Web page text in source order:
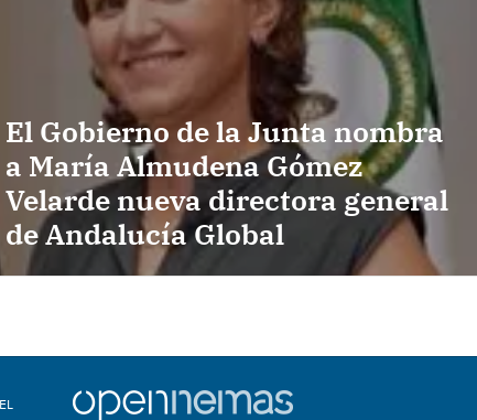
El Gobierno de la Junta nombra
a María Almudena Gómez
Velarde nueva directora general
de Andalucía Global